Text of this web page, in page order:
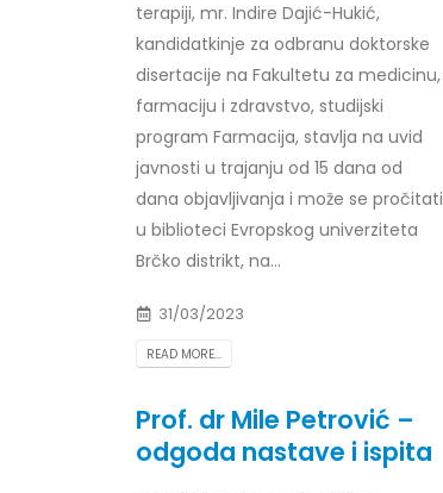
terapiji, mr. Indire Dajić-Hukić,
kandidatkinje za odbranu doktorske
disertacije na Fakultetu za medicinu,
farmaciju i zdravstvo, studijski
program Farmacija, stavlja na uvid
javnosti u trajanju od 15 dana od
dana objavljivanja i može se pročitati
u biblioteci Evropskog univerziteta
Brčko distrikt, na...
31/03/2023
READ MORE...
Prof. dr Mile Petrović –
odgoda nastave i ispita
Obavještenje za javnost 30.07.2026.
godine
30/07/2026
Prof. dr Srđan Marinković – rezultati
ispita
ispita
29/07/2026
25/07/2026